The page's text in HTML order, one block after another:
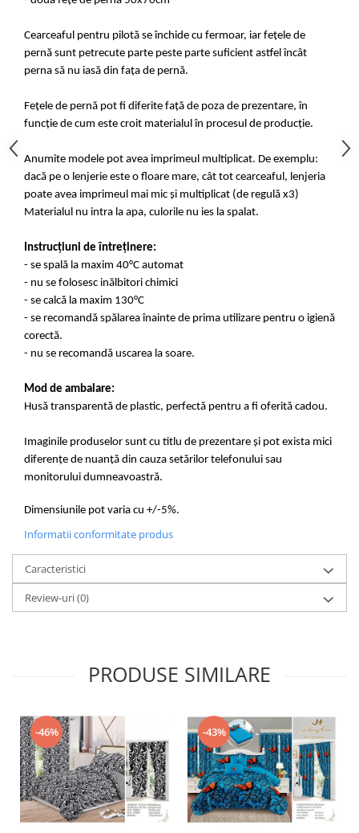
Cearceaful pentru pilotă se închide cu fermoar, iar fețele de
pernă sunt petrecute parte peste parte suficient astfel încât
perna să nu iasă din fața de pernă.
Fețele de pernă pot fi diferite față de poza de prezentare, în
funcție de cum este croit materialul în procesul de producție.
Anumite modele pot avea imprimeul multiplicat. De exemplu:
dacă pe o lenjerie este o floare mare, cât tot cearceaful, lenjeria
poate avea imprimeul mai mic și multiplicat (de regulă x3)
Materialul nu intra la apa, culorile nu ies la spalat.
Instrucțiuni de întreținere:
- se spală la maxim 40°C automat
- nu se folosesc inălbitori chimici
- se calcă la maxim 130°C
- se recomandă spălarea înainte de prima utilizare pentru o igienă
corectă.
- nu se recomandă uscarea la soare.
Mod de ambalare:
Husă transparentă de plastic, perfectă pentru a fi oferită cadou.
Imaginile produselor sunt cu titlu de prezentare și pot exista mici
diferențe de nuanță din cauza setărilor telefonului sau
monitorului dumneavoastră.
Dimensiunile pot varia cu +/-5%.
Informatii conformitate produs
Caracteristici
Review-uri(0)
PRODUSE SIMILARE
-46% -43%